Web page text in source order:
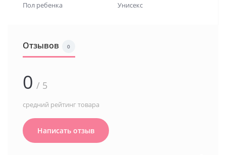
Пол ребенка
Унисекс
Отзывов 0
0 / 5
средний рейтинг товара
Написать отзыв